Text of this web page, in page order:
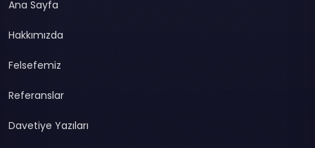
Ana Sayfa
Hakkımızda
Felsefemiz
Referanslar
Davetiye Yazıları